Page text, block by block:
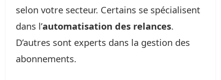
selon votre secteur. Certains se spécialisent
dans l’automatisation des relances.
D’autres sont experts dans la gestion des
abonnements.